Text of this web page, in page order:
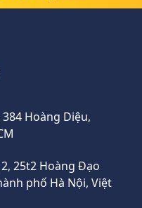
384 Hoàng Diệu,
25t2 Hoàng Đạo
phố Hà Nội, Việt